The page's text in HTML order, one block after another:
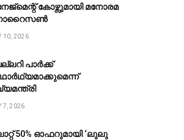
കോഴ്സുമായി മനോരമ
10, 2026
പാർക്ക്
7, 2026
50% ഓഫറുമായി ‘ലുലു